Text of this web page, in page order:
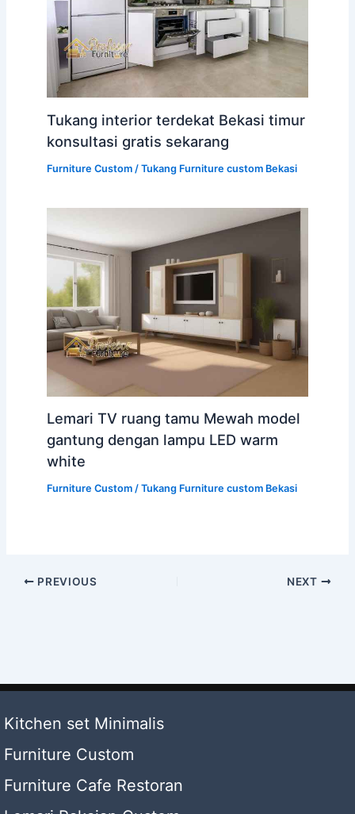
Tukang interior terdekat Bekasi timur
konsultasi gratis sekarang
Furniture Custom/ Tukang Furniture custom Bekasi
Lemari TV ruang tamu Mewah model
gantung dengan lampu LED warm
white
Furniture Custom/ Tukang Furniture custom Bekasi
PREVIOUS NEXT
Kitchen set Minimalis
Furniture Custom
Furniture Cafe Restoran